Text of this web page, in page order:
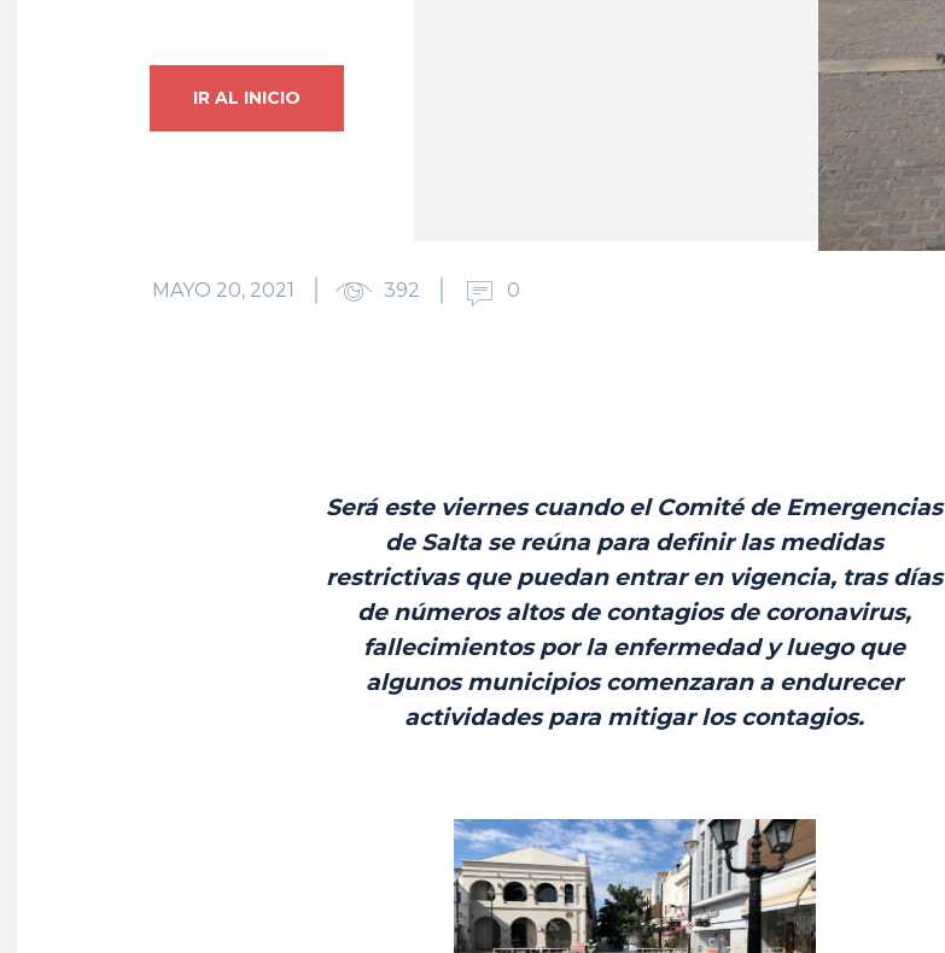
IR AL INICIO
MAYO 20, 2021 392 0
Será este viernes cuando el Comité de Emergencias
de Salta se reúna para definir las medidas
restrictivas que puedan entrar en vigencia, tras días
de números altos de contagios de coronavirus,
fallecimientos por la enfermedad y luego que
algunos municipios comenzaran a endurecer
actividades para mitigar los contagios.